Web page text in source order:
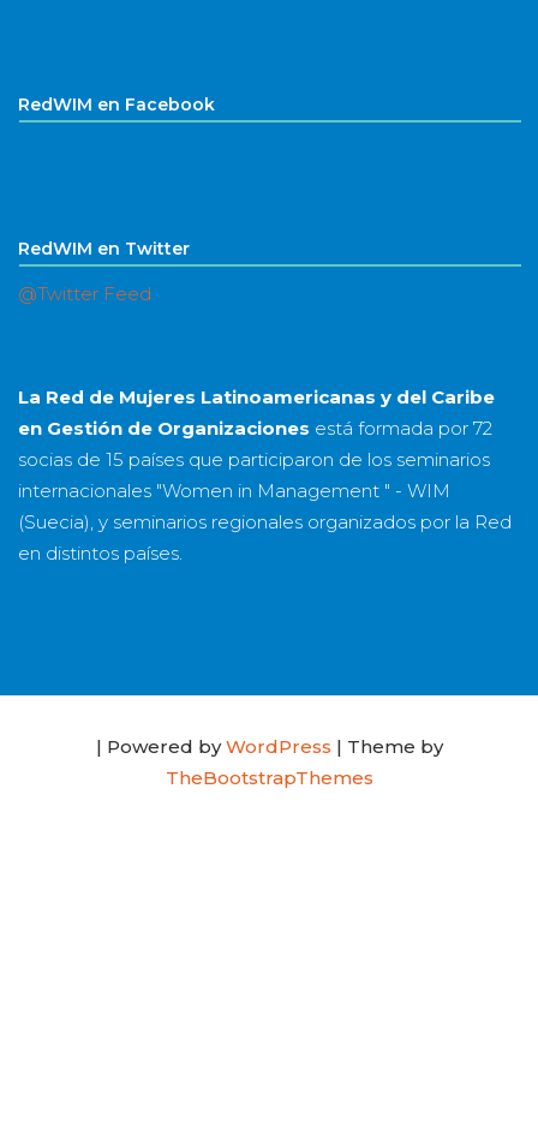
RedWIM en Facebook
RedWIM en Twitter
@Twitter Feed
La Red de Mujeres Latinoamericanas y del Caribe
en Gestión de Organizaciones está formada por 72
socias de 15 países que participaron de los seminarios
internacionales "Women in Management " - WIM
(Suecia), y seminarios regionales organizados por la Red
en distintos países.
| Powered byWordPress | Theme by
TheBootstrapThemes